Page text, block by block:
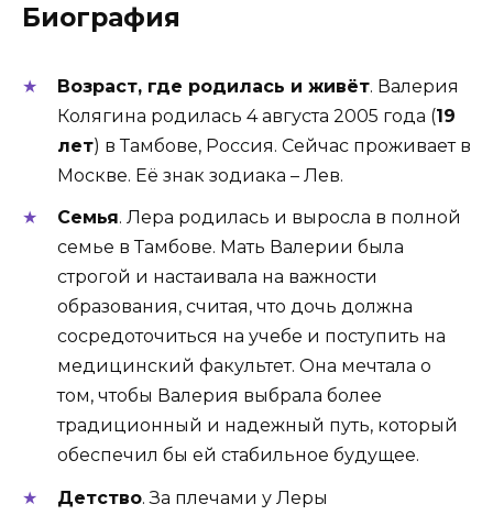
Биография
Возраст, где родилась и живёт. Валерия
Колягина родилась 4 августа 2005 года (19
лет) в Тамбове, Россия. Сейчас проживает в
Москве. Её знак зодиака – Лев.
Семья. Лера родилась и выросла в полной
семье в Тамбове. Мать Валерии была
строгой и настаивала на важности
образования, считая, что дочь должна
сосредоточиться на учебе и поступить на
медицинский факультет. Она мечтала о
том, чтобы Валерия выбрала более
традиционный и надежный путь, который
обеспечил бы ей стабильное будущее.
Детство. За плечами у Леры